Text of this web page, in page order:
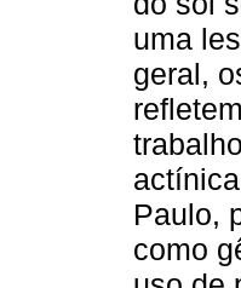
uma
geral,
Paulo,
como